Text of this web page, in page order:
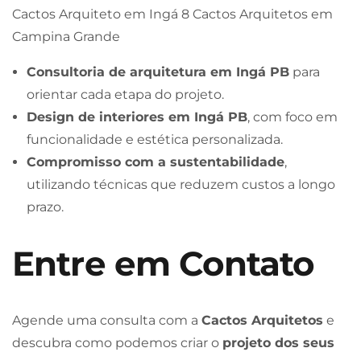
Cactos Arquiteto em Ingá 8 Cactos Arquitetos em
Campina Grande
Consultoria de arquitetura em Ingá PB para
orientar cada etapa do projeto.
Design de interiores em Ingá PB, com foco em
funcionalidade e estética personalizada.
Compromisso com a sustentabilidade,
utilizando técnicas que reduzem custos a longo
prazo.
Entre em Contato
Agende uma consulta com a Cactos Arquitetos e
descubra como podemos criar o projeto dos seus